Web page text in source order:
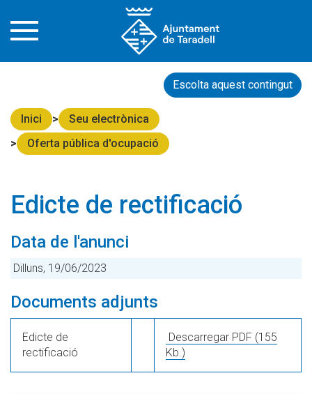
Escolta aquest contingut
Inici
Seu electrònica
Oferta pública d'ocupació
Edicte de rectificació
Data de l'anunci
Dilluns, 19/06/2023
Documents adjunts
Edicte de
rectificació
Descarregar PDF (155
Kb.)